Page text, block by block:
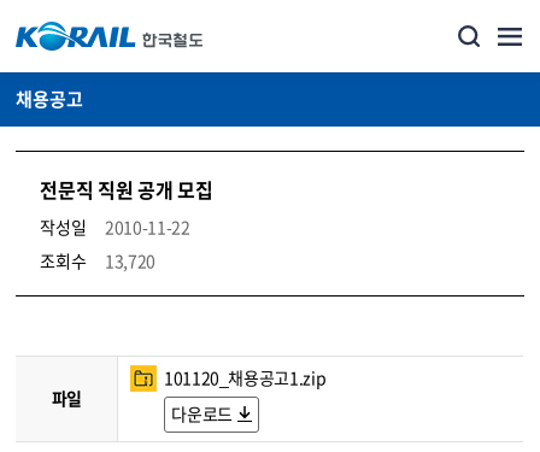
채용공고
전문직 직원 공개 모집
작성일
2010-11-22
조회수
13,720
코레일소개_경영공시_채용공고 상세보기 – 내용, 파일, 담당자 연락처로 구성
파일
101120_채용공고1.zip
다운로드